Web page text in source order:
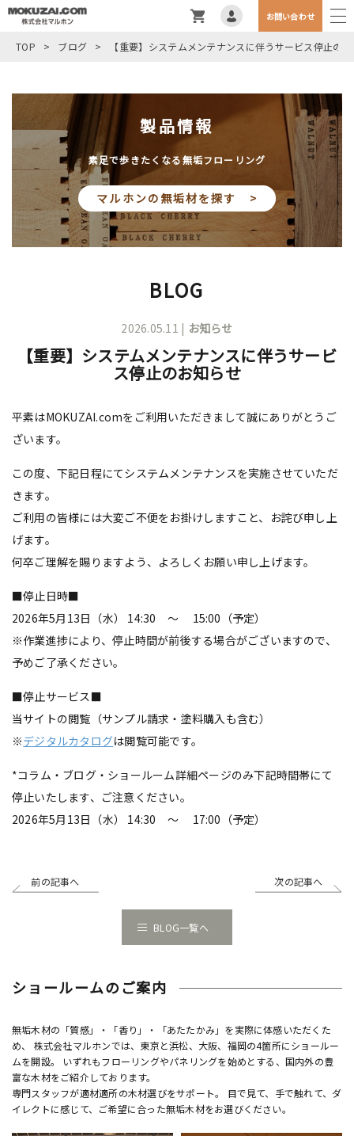
お問い合わせ
TOP > ブログ > 【重要】システムメンテナンスに伴うサービス停止の
製品情報
素足で歩きたくなる無垢フローリング
マルホンの無垢材を探す >
BLOG
2026.05.11 | お知らせ
【重要】システムメンテナンスに伴うサービ
ス停止のお知らせ
平素はMOKUZAI.comをご利用いただきまして誠にありがとうご
ざいます。
この度、下記日程にてシステムメンテナンスを実施させていただ
きます。
ご利用の皆様には大変ご不便をお掛けしますこと、お詫び申し上
げます。
何卒ご理解を賜りますよう、よろしくお願い申し上げます。
■停止日時■
2026年5月13日（水） 14:30 ～ 15:00（予定）
※作業進捗により、停止時間が前後する場合がございますので、
予めご了承ください。
■停止サービス■
当サイトの閲覧（サンプル請求・塗料購入も含む）
※デジタルカタログは閲覧可能です。
*コラム・ブログ・ショールーム詳細ページのみ下記時間帯にて
停止いたします、ご注意ください。
2026年5月13日（水） 14:30 ～ 17:00（予定）
前の記事へ 次の記事へ
BLOG一覧へ
ショールームのご案内
無垢木材の「質感」・「香り」・「あたたかみ」を実際に体感いただくた
め、 株式会社マルホンでは、東京と浜松、大阪、福岡の4箇所にショールー
ムを開設。 いずれもフローリングやパネリングを始めとする、国内外の豊
富な木材をご紹介しております。
専門スタッフが適材適所の木材選びをサポート。 目で見て、手で触れて、ダ
イレクトに感じて、ご希望に合った無垢木材をお選びください。